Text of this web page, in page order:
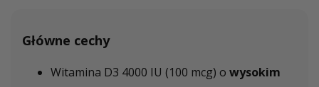
Główne cechy
Witamina D3 4000 IU (100 mcg) o wysokim